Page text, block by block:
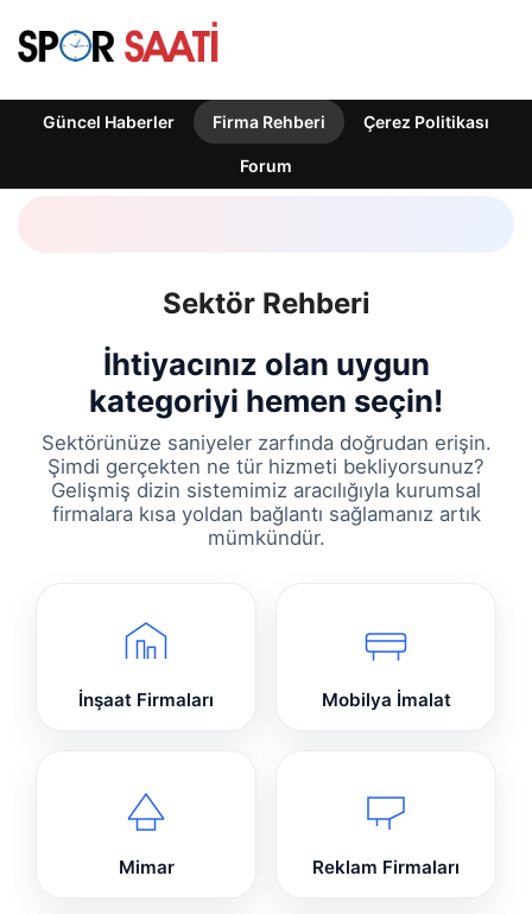
Güncel Haberler Firma Rehberi Çerez Politikası
Forum
Sektör Rehberi
İhtiyacınız olan uygun
kategoriyi hemen seçin!
Sektörünüze saniyeler zarfında doğrudan erişin.
Şimdi gerçekten ne tür hizmeti bekliyorsunuz?
Gelişmiş dizin sistemimiz aracılığıyla kurumsal
firmalara kısa yoldan bağlantı sağlamanız artık
mümkündür.
İnşaat Firmaları Mobilya İmalat
Mimar Reklam Firmaları